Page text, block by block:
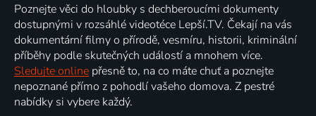
Poznejte věci do hloubky s dechberoucími dokumenty
dostupnými v rozsáhlé videotéce Lepší.TV. Čekají na vás
dokumentární filmy o přírodě, vesmíru, historii, kriminální
příběhy podle skutečných událostí a mnohem více.
Sledujte online přesně to, na co máte chuť a poznejte
nepoznané přímo z pohodlí vašeho domova. Z pestré
nabídky si vybere každý.